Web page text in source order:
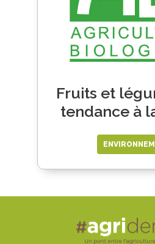
Fruits et
tendance à